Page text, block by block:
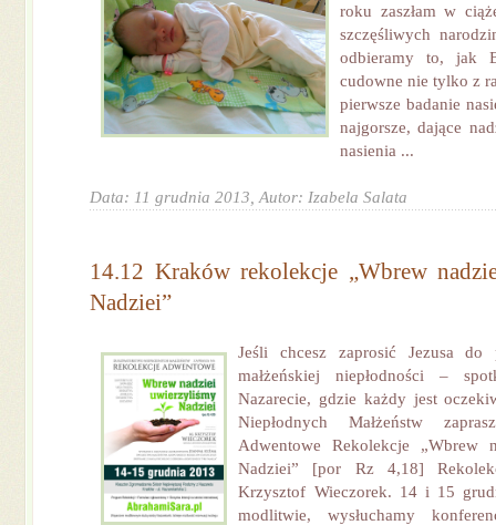
roku zaszłam w
szczęśliwych
odbieramy to, jak
cudowne nie tylko z
pierwsze badanie
najgorsze, dające
nasienia ...
Data: 11 grudnia 2013, Autor: Izabela Salata
14.12 Kraków rekolekcje „Wbrew
Nadziei”
Jeśli chcesz zaprosić Jezusa do
małżeńskiej niepłodności –
Nazarecie, gdzie każdy jest
Niepłodnych Małżeństw
Adwentowe Rekolekcje „Wbrew
Nadziei” [por Rz 4,18]
Krzysztof Wieczorek. 14 i 15
modlitwie, wysłuchamy